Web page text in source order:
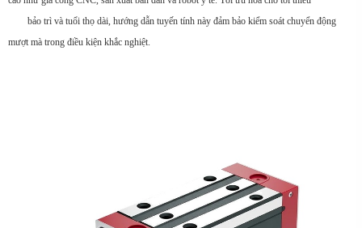
bảo trì và tuổi thọ dài, hướng dẫn tuyến tính này đảm bảo kiểm soát chuyển động
mượt mà trong điều kiện khắc nghiệt.